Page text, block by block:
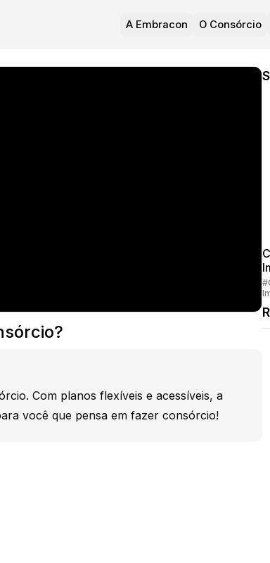
A Embracon O Consórcio
Com planos flexíveis e acessíveis, a
você que pensa em fazer consórcio!